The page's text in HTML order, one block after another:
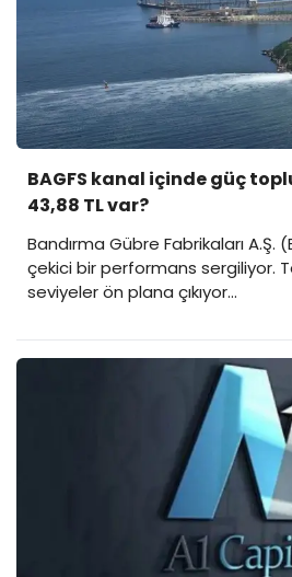
BAGFS kanal içinde güç
43,88 TL var?
Bandırma Gübre Fabrikaları A.Ş.
çekici bir performans sergiliyor.
seviyeler ön plana çıkıyor...